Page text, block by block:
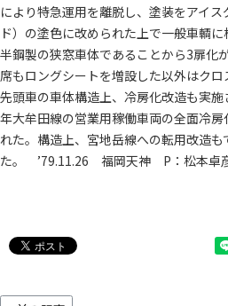
により特急運用を離脱し、塗装をアイ
ド）の塗色に改められた上で一般車輌
半鋼製の狭窓車体であることから3扉化
席もロングシートを増設した以外はク
先頭車の車体構造上、冷房化改造も実
年大牟田線の営業用稼働車両の全面冷
れた。構造上、宮地岳線への転用改造
た。 ’79.11.26 福岡天神 P：松本卓